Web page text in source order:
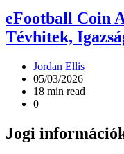
eFootball Coin
Tévhitek,
Jordan Ellis
05/03/2026
18 min read
0
Jogi